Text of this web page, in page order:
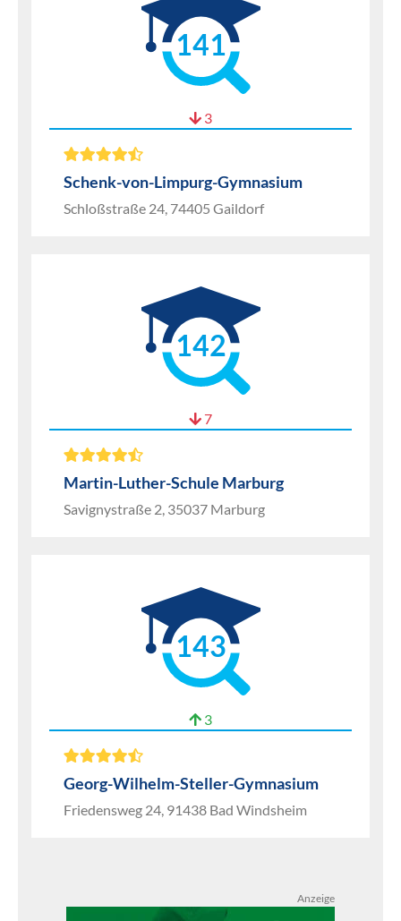
141
3
Schenk-von-Limpurg-Gymnasium
Schloßstraße 24, 74405 Gaildorf
142
7
Martin-Luther-Schule Marburg
Savignystraße 2, 35037 Marburg
143
3
Georg-Wilhelm-Steller-Gymnasium
Friedensweg 24, 91438 Bad Windsheim
Anzeige